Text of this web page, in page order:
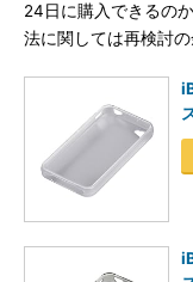
24日に購入できるの
法に関しては再検討の